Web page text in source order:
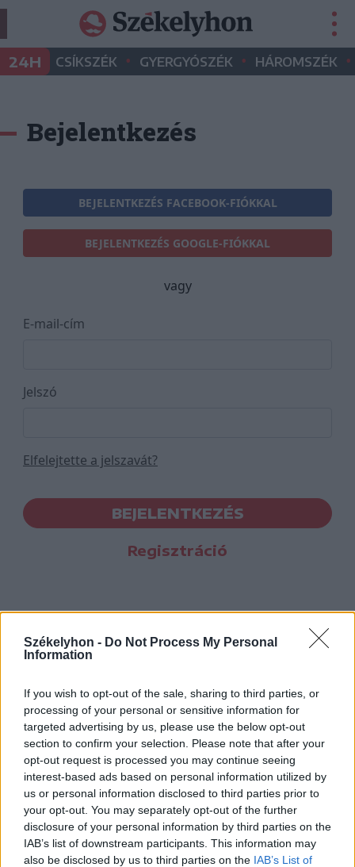
Székelyhon - Do Not Process My Personal
Information
If you wish to opt-out of the sale, sharing to third parties, or
processing of your personal or sensitive information for
targeted advertising by us, please use the below opt-out
section to confirm your selection. Please note that after your
opt-out request is processed you may continue seeing
interest-based ads based on personal information utilized by
us or personal information disclosed to third parties prior to
your opt-out. You may separately opt-out of the further
disclosure of your personal information by third parties on the
IAB’s list of downstream participants. This information may
also be disclosed by us to third parties on the IAB’s List of
24H CSÍKSZÉK • GYERGYÓSZÉK • HÁROMSZÉK •
Bejelentkezés
BEJELENTKEZÉS FACEBOOK-FIÓKKAL
BEJELENTKEZÉS GOOGLE-FIÓKKAL
vagy
E-mail-cím
Jelszó
Elfelejtette a jelszavát?
BEJELENTKEZÉS
Regisztráció
Hasznos
Impresszum
Szerzői jogok
Adatvédelmi tájékoztató
Cookie-kezelési tájékoztató